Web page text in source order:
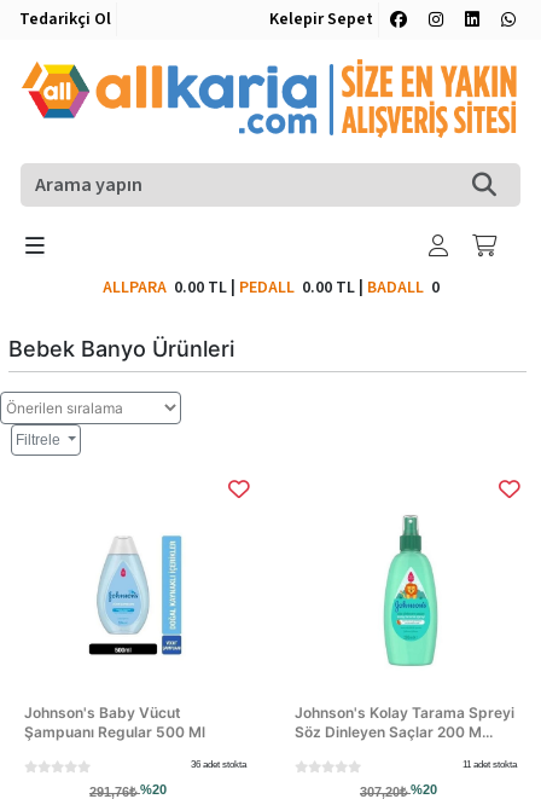
Tedarikçi Ol Kelepir Sepet
ALLPARA 0.00 TL| PEDALL 0.00 TL| BADALL0
Bebek Banyo Ürünleri
Filtrele
Johnson's Baby Vücut
Şampuanı Regular 500 Ml
36 adet stokta
291,76₺%20
Johnson's Kolay Tarama Spreyi
Söz Dinleyen Saçlar 200 M...
11 adet stokta
307,20₺%20